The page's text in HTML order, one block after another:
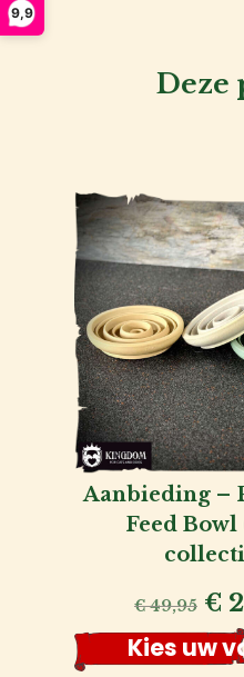
9,9
Deze
Aanbieding –
Feed Bowl
€49,95 €
Kies uw